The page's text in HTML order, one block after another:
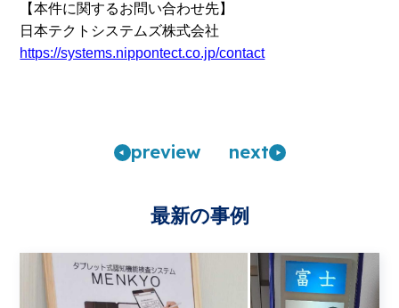
【本件に関するお問い合わせ先】
日本テクトシステムズ株式会社
https://systems.nippontect.co.jp/contact
preview next
最新の事例